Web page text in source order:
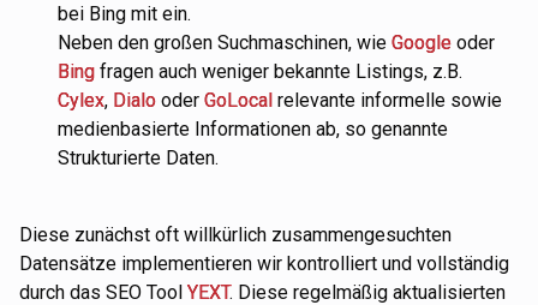
bei Bing mit ein.
Neben den großen Suchmaschinen, wie Google oder
Bing fragen auch weniger bekannte Listings, z.B.
Cylex, Dialo oder GoLocal relevante informelle sowie
medienbasierte Informationen ab, so genannte
Strukturierte Daten.
Diese zunächst oft willkürlich zusammengesuchten
Datensätze implementieren wir kontrolliert und vollständig
durch das SEO Tool YEXT. Diese regelmäßig aktualisierten